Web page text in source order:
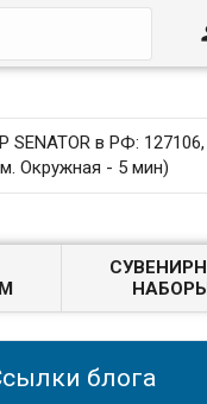
в РФ: 127106,
Окружная - 5 мин)
блога